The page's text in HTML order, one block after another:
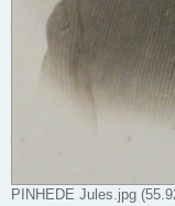
PINHEDE Jules.jpg